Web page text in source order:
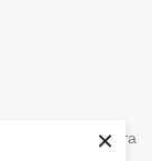
×
спорядження та